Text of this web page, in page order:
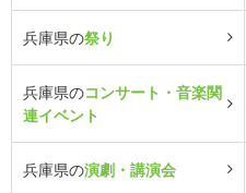
兵庫県の祭り
兵庫県のコンサート・音楽関
連イベント
兵庫県の演劇・講演会